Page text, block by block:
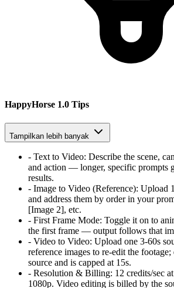
HappyHorse 1.0 Tips
Tampilkan lebih banyak
- Text to Video: Describe the scene,
and action — longer, specific prompts
results.
- Image to Video (Reference): Upload
and address them by order in your
[Image 2], etc.
- First Frame Mode: Toggle it on to
the first frame — output follows that
- Video to Video: Upload one 3-60s
reference images to re-edit the
source and is capped at 15s.
- Resolution & Billing: 12 credits/sec
1080p. Video editing is billed by the